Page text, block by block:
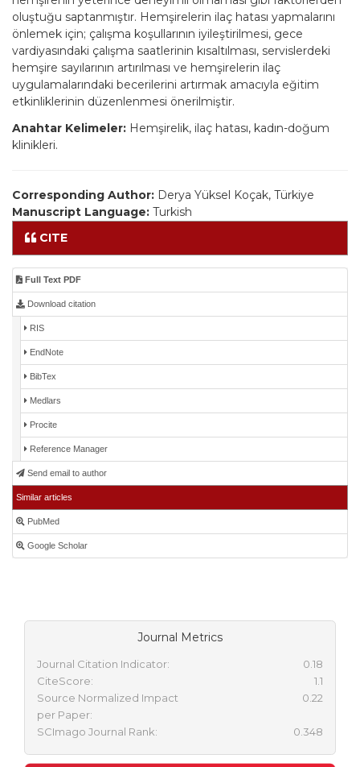
oluştuğu saptanmıştır. Hemşirelerin ilaç hatası yapmalarını
önlemek için; çalışma koşullarının iyileştirilmesi, gece
vardiyasındaki çalışma saatlerinin kısaltılması, servislerdeki
hemşire sayılarının artırılması ve hemşirelerin ilaç
uygulamalarındaki becerilerini artırmak amacıyla eğitim
etkinliklerinin düzenlenmesi önerilmiştir.
Anahtar Kelimeler: Hemşirelik, ilaç hatası, kadın-doğum
klinikleri.
Corresponding Author: Derya Yüksel Koçak, Türkiye
Manuscript Language: Turkish
CITE
Full Text PDF
Download citation
RIS
EndNote
BibTex
Medlars
Procite
Reference Manager
Send email to author
Similar articles
PubMed
Google Scholar
Journal Metrics
Journal Citation Indicator:
0.18
CiteScore:
1.1
Source Normalized Impact
per Paper:
0.22
SCImago Journal Rank: 0.348